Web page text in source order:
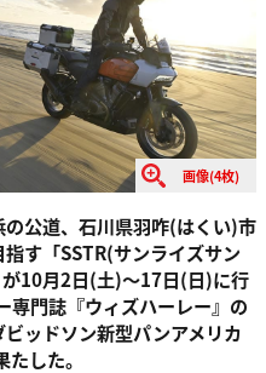
画像(4枚)
公道、石川県羽咋(はくい)市
す「SSTR(サンライズサン
10月2日(土)〜17日(日)に行
専門誌『ウィズハーレー』の
ッドソン新型パンアメリカ
した。